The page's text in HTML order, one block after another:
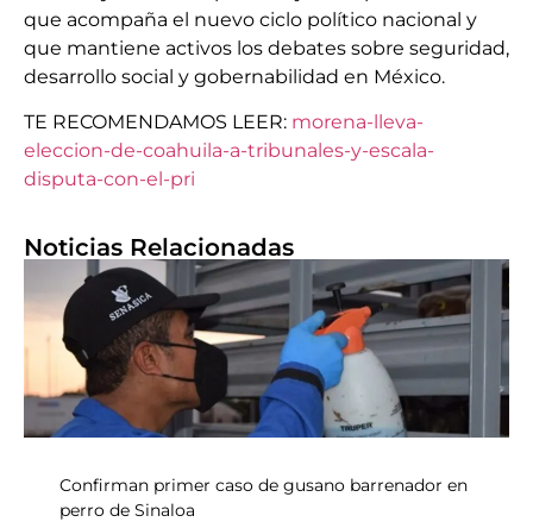
que acompaña el nuevo ciclo político nacional y
que mantiene activos los debates sobre seguridad,
desarrollo social y gobernabilidad en México.
TE RECOMENDAMOS LEER: morena-lleva-
eleccion-de-coahuila-a-tribunales-y-escala-
disputa-con-el-pri
Noticias Relacionadas
Confirman primer caso de gusano barrenador en
perro de Sinaloa